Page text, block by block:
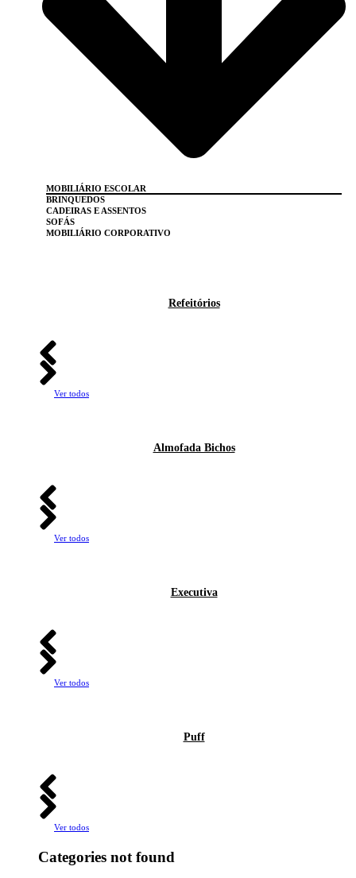
MOBILIÁRIO ESCOLAR
BRINQUEDOS
CADEIRAS E ASSENTOS
SOFÁS
MOBILIÁRIO CORPORATIVO
Refeitórios
Ver todos
Almofada Bichos
Ver todos
Executiva
Ver todos
Puff
Ver todos
Categories not found